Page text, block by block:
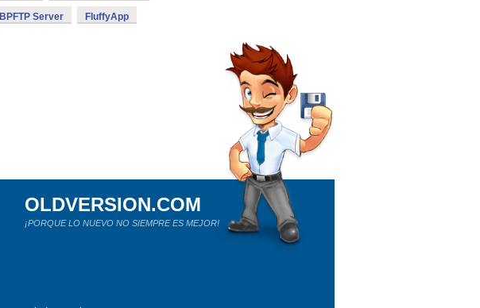
BPFTP Server FluffyApp
OLDVERSION.COM
¡PORQUE LO NUEVO NO SIEMPRE ES MEJOR!